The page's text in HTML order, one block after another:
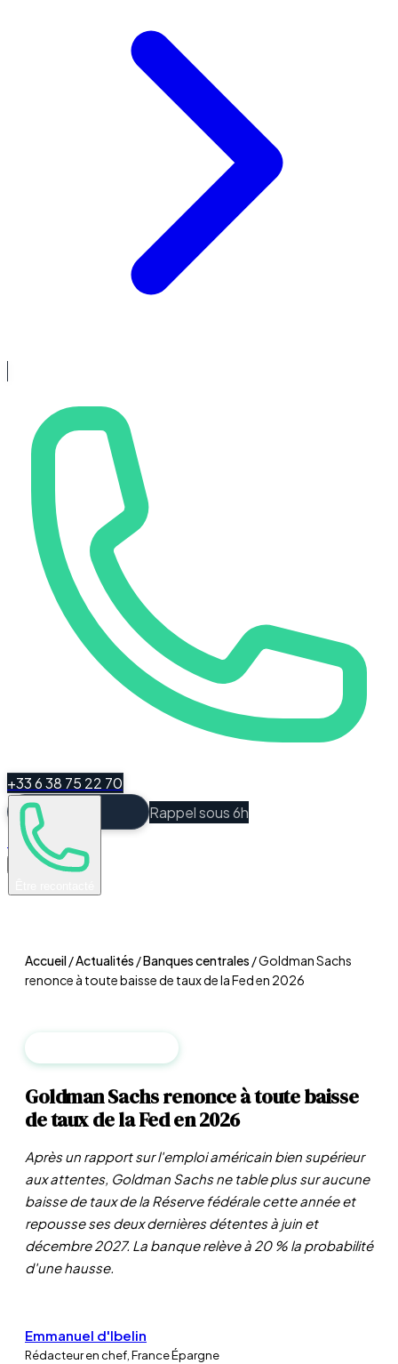
+33 6 38 75 22 70
Rappel sous 6h
Espace Client
Accueil/Actualités /Banques centrales /Goldman Sachs
renonce à toute baisse de taux de la Fed en 2026
Goldman Sachs renonce à toute baisse
de taux de la Fed en 2026
Après un rapport sur l'emploi américain bien supérieur
aux attentes, Goldman Sachs ne table plus sur aucune
baisse de taux de la Réserve fédérale cette année et
repousse ses deux dernières détentes à juin et
décembre 2027. La banque relève à 20 % la probabilité
d'une hausse.
Emmanuel d'Ibelin
Rédacteur en chef, France Épargne